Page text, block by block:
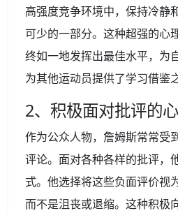
高强度竞争环境中，保持冷静
可少的一部分。这种超强的心
终如一地发挥出最佳水平，为
为其他运动员提供了学习借鉴
2、积极面对批评的
作为公众人物，詹姆斯常常受
评论。面对各种各样的批评，
式。他选择将这些负面评价视
而不是沮丧或退缩。这种积极